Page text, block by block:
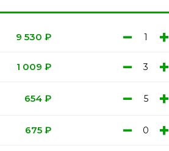
8 моделей
9 530 ₽ − +
1 009 ₽ − +
654 ₽ − +
675 ₽ − +